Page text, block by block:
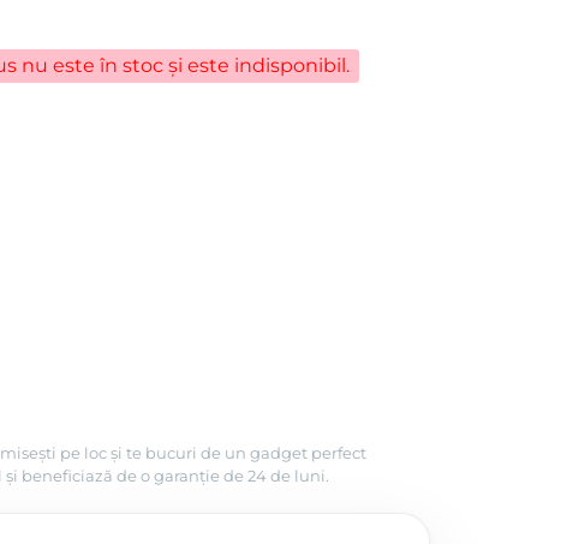
nu este în stoc și este indisponibil.
pe loc și te bucuri de un gadget perfect
beneficiază de o garanție de 24 de luni.